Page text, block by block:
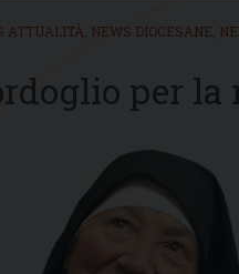
ATTUALITÀ NEWS DIOCESANE
per